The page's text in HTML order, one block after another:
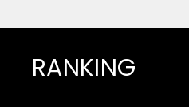
RANKING